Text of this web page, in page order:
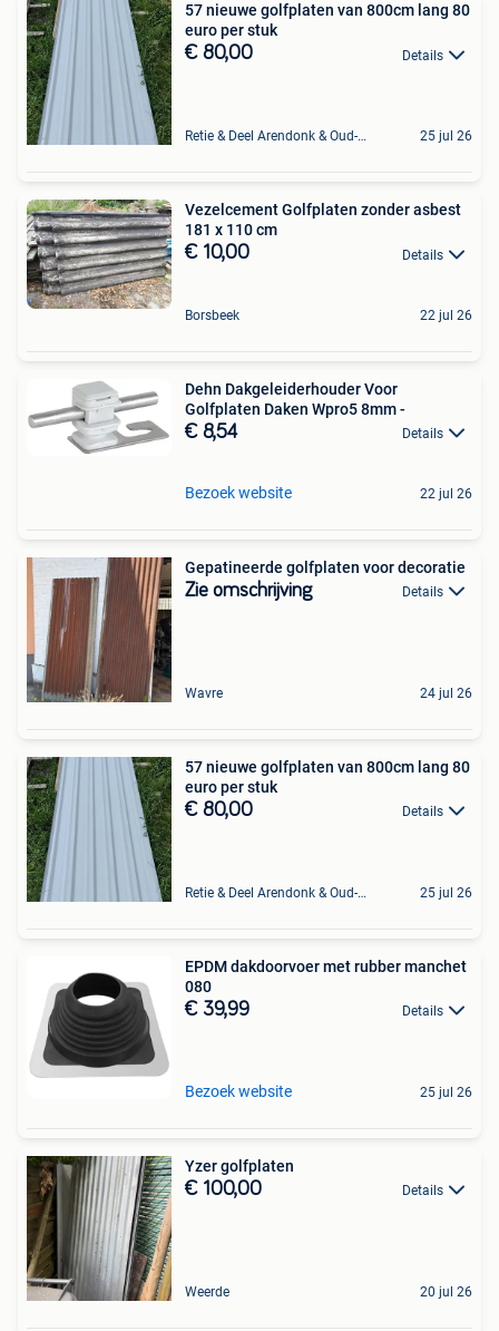
57 nieuwe golfplaten van 800cm lang 80
euro per stuk
€ 80,00 Details
Retie & Deel Arendonk & Oud-Turnhout 25 jul 26
Vezelcement Golfplaten zonder asbest
181 x 110 cm
€ 10,00 Details
Borsbeek 22 jul 26
Dehn Dakgeleiderhouder Voor
Golfplaten Daken Wpro5 8mm -
€ 8,54 Details
Bezoek website 22 jul 26
Gepatineerde golfplaten voor decoratie
Zie omschrijving Details
Wavre 24 jul 26
57 nieuwe golfplaten van 800cm lang 80
euro per stuk
€ 80,00 Details
Retie & Deel Arendonk & Oud-Turnhout 25 jul 26
EPDM dakdoorvoer met rubber manchet
080
€ 39,99 Details
Bezoek website 25 jul 26
Yzer golfplaten
€ 100,00 Details
Weerde 20 jul 26